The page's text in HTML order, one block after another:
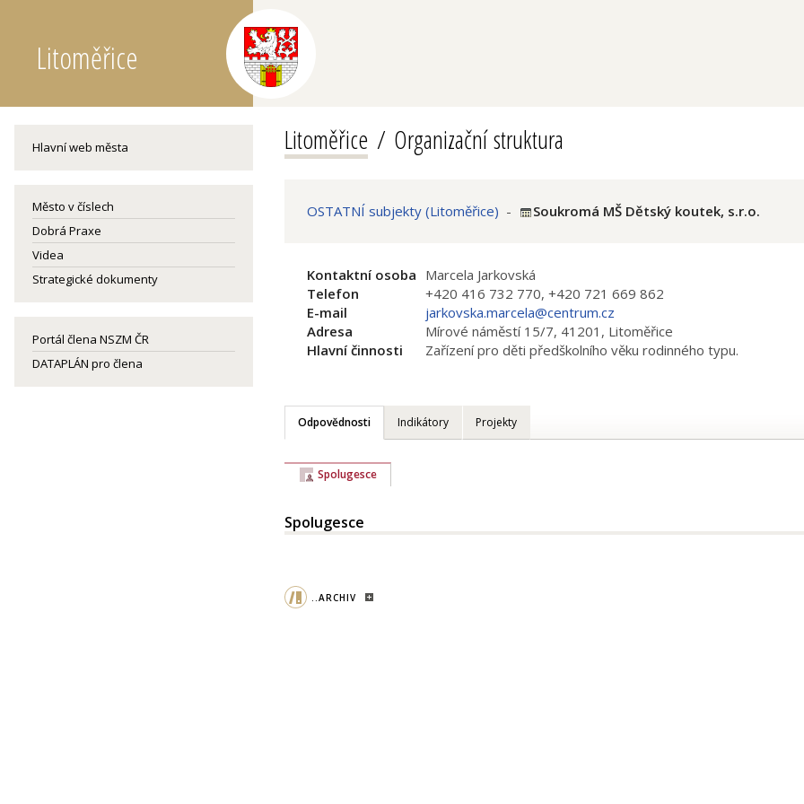
Litoměřice
Hlavní web města
Město v číslech
Dobrá Praxe
Videa
Strategické dokumenty
Portál člena NSZM ČR
DATAPLÁN pro člena
Litoměřice Organizační struktura
OSTATNÍ subjekty (Litoměřice) - Soukromá MŠ Dětský koutek, s.r.o.
Kontaktní osoba Marcela Jarkovská
Telefon
+420 416 732 770, +420 721 669 862
E-mail
jarkovska.marcela@centrum.cz
Adresa
Mírové náměstí 15/7, 41201, Litoměřice
Hlavní činnosti
Zařízení pro děti předškolního věku rodinného typu.
Odpovědnosti Indikátory Projekty
Spolugesce
Spolugesce
..ARCHIV